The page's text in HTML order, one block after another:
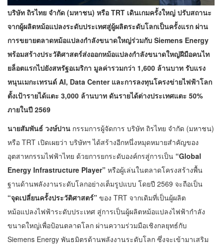
บริษัท ถิรไทย จำกัด (มหาชน) หรือ TRT เดินเกมครั้งใหญ่ ปรับสถานะ
จากผู้ผลิตหม้อแปลงระดับประเทศสู่ผู้ผลิตระดับโลกเป็นครั้งแรก ผ่าน
การขยายตลาดหม้อแปลงกำลังขนาดใหญ่ร่วมกับ Siemens Energy
พร้อมสร้างประวัติศาสตร์ส่งออกหม้อแปลงกำลังขนาดใหญ่ฝีมือคนไท
ยล็อตแรกไปยังสหรัฐอเมริกา มูลค่ารวมกว่า 1,600 ล้านบาท รับแรง
หนุนเมกะเทรนด์ AI, Data Center และการลงทุนโครงข่ายไฟฟ้าโลก
ตั้งเป้ารายได้แตะ 3,000 ล้านบาท ดันรายได้ต่างประเทศแตะ 50%
ภายในปี 2569
นายสัมพันธ์ วงษ์ปาน กรรมการผู้จัดการ บริษัท ถิรไทย จำกัด (มหาชน)
หรือ TRT เปิดเผยว่า บริษัทฯ ได้สร้างอีกหนึ่งหมุดหมายสำคัญของ
อุตสาหกรรมไฟฟ้าไทย ด้วยการยกระดับองค์กรสู่การเป็น “Global
Energy Infrastructure Player” หรือผู้เล่นในตลาดโครงสร้างพื้น
ฐานด้านพลังงานระดับโลกอย่างเต็มรูปแบบ โดยปี 2569 จะถือเป็น
“จุดเปลี่ยนครั้งประวัติศาสตร์” ของ TRT จากเดิมที่เป็นผู้ผลิต
หม้อแปลงไฟฟ้าระดับประเทศ สู่การเป็นผู้ผลิตหม้อแปลงไฟฟ้ากำลัง
ขนาดใหญ่เพื่อป้อนตลาดโลก ผ่านความร่วมมือเชิงกลยุทธ์กับ
Siemens Energy พันธมิตรด้านพลังงานระดับโลก ซึ่งจะเข้ามาเสริม